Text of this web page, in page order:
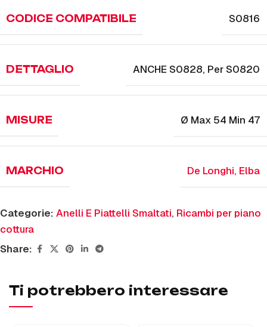
CODICE COMPATIBILE S0816
DETTAGLIO ANCHE S0828, Per S0820
MISURE Ø Max 54 Min 47
MARCHIO De Longhi, Elba
Categorie: Anelli E Piattelli Smaltati, Ricambi per piano
cottura
Share:
Ti potrebbero interessare